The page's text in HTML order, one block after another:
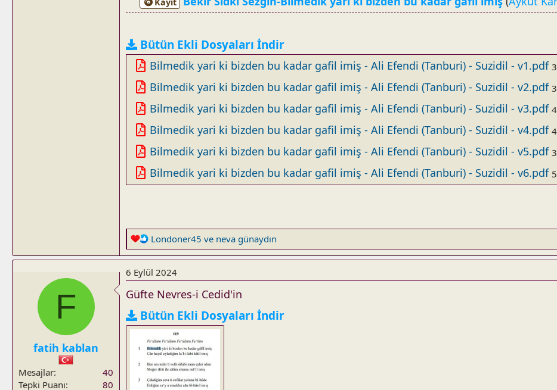
Bütün Ekli Dosyaları İndir
Bilmedik yari ki bizden bu kadar gafil imiş - Ali Efendi (Tanburi) - Suzidil - v1.pdf
Bilmedik yari ki bizden bu kadar gafil imiş - Ali Efendi (Tanburi) - Suzidil - v2.pdf
Bilmedik yari ki bizden bu kadar gafil imiş - Ali Efendi (Tanburi) - Suzidil - v3.pdf
Bilmedik yari ki bizden bu kadar gafil imiş - Ali Efendi (Tanburi) - Suzidil - v4.pdf
Bilmedik yari ki bizden bu kadar gafil imiş - Ali Efendi (Tanburi) - Suzidil - v5.pdf
Bilmedik yari ki bizden bu kadar gafil imiş - Ali Efendi (Tanburi) - Suzidil - v6.pdf
R
e
a
c
i
o
n
s
:
Londoner45 ve neva günaydın
F
fatih kablan
Mesajlar
40
Tepki Puanı
80
6 Eylül 2024
Güfte Nevres-i Cedid'in
Bütün Ekli Dosyaları İndir